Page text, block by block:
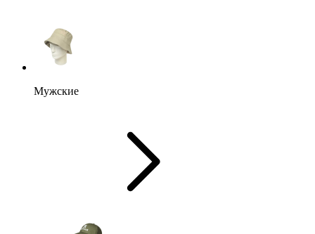
Мужские